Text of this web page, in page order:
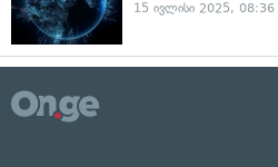
15 ივლისი 2025, 08:36